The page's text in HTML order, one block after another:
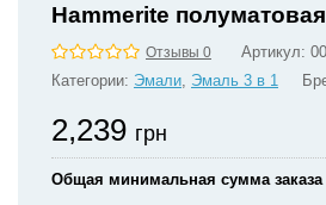
Hammerite
Отзывы 0 Артикул:
Категории: Эмали, Эмаль 3 в 1
2,239 грн
Общая минимальная сумма заказа